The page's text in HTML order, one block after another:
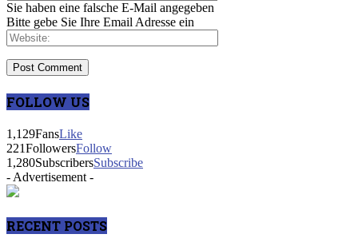
Sie haben eine falsche E-Mail angegeben
Bitte gebe Sie Ihre Email Adresse ein
FOLLOW US
1,129FansLike
221FollowersFollow
1,280SubscribersSubscribe
- Advertisement -
RECENT POSTS